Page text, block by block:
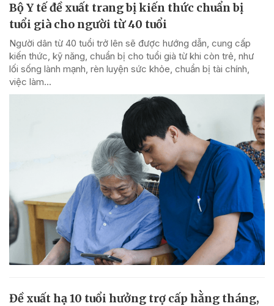
Bộ Y tế đề xuất trang bị kiến thức chuẩn bị
tuổi già cho người từ 40 tuổi
Người dân từ 40 tuổi trở lên sẽ được hướng dẫn, cung cấp
kiến thức, kỹ năng, chuẩn bị cho tuổi già từ khi còn trẻ, như
lối sống lành mạnh, rèn luyện sức khỏe, chuẩn bị tài chính,
việc làm...
Đề xuất hạ 10 tuổi hưởng trợ cấp hằng tháng,